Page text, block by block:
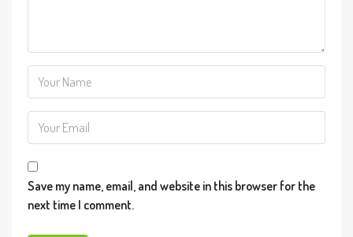
Save my name, email, and website in this browser for the
next time I comment.